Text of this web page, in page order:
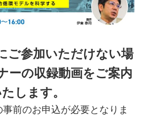
ご参加いただけない場
ーの収録動画をご案内
します。
事前のお申込が必要となりま